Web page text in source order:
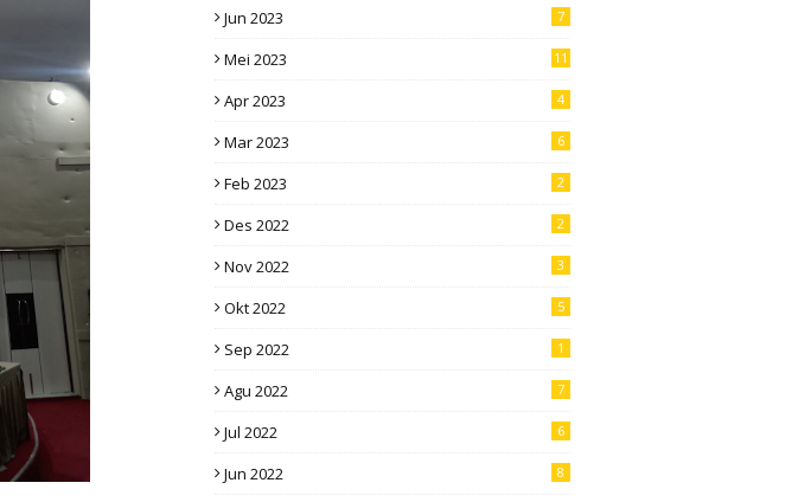
Jun 2023 7
Mei 2023 11
Apr 2023 4
Mar 2023 6
Feb 2023 2
Des 2022 2
Nov 2022 3
Okt 2022 5
Sep 2022 1
Agu 2022 7
Jul 2022 6
Jun 2022 8